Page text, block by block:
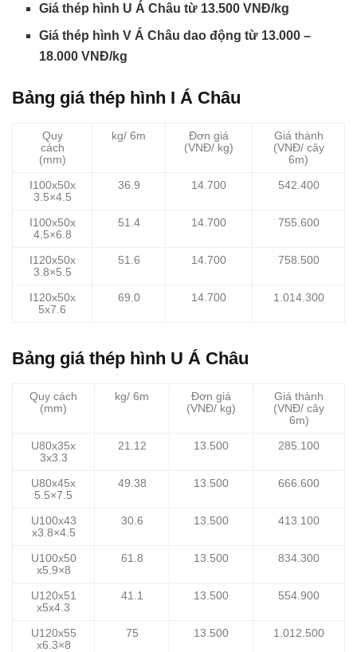
Giá thép hình U Á Châu từ 13.500 VNĐ/kg
Giá thép hình V Á Châu dao động từ 13.000 –
18.000 VNĐ/kg
Bảng giá thép hình I Á Châu
Quy
cách
(mm)
kg/ 6m
Đơn giá
(VNĐ/ kg)
Giá thành
(VNĐ/ cây
6m)
I100x50x
3.5×4.5
36.9 14.700 542.400
I100x50x
4.5×6.8
51.4 14.700 755.600
I120x50x
3.8×5.5
51.6 14.700 758.500
I120x50x
5x7.6
69.0 14.700 1.014.300
Bảng giá thép hình U Á Châu
Quy cách
(mm)
kg/ 6m
Đơn giá
(VNĐ/ kg)
Giá thành
(VNĐ/ cây
6m)
U80x35x
3x3.3
21.12 13.500 285.100
U80x45x
5.5×7.5
49.38 13.500 666.600
U100x43
x3.8×4.5
30.6 13.500 413.100
U100x50
x5.9×8
61.8 13.500 834.300
U120x51
x5x4.3
41.1 13.500 554.900
U120x55
x6.3×8
75 13.500 1.012.500